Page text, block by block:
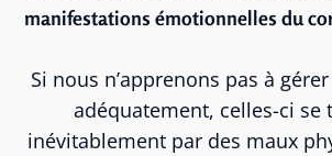
manifestations émotionnelles du
Si nous n’apprenons pas à
adéquatement, celles-ci se
inévitablement par des maux